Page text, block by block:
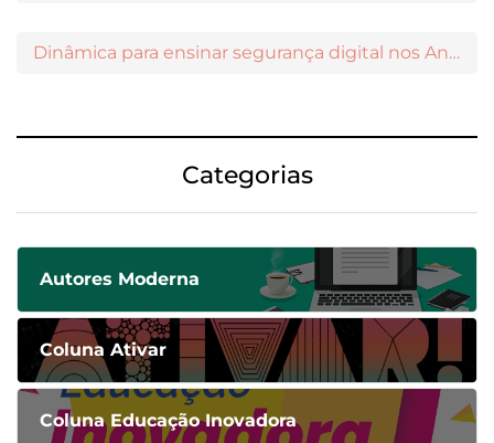
Dinâmica para ensinar segurança digital nos Anos Iniciais
Categorias
Autores Moderna
Coluna Ativar
Coluna Educação Inovadora